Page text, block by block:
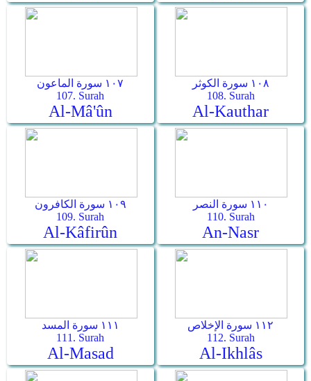
١٠٧ سورة الماعون
107. Surah
Al-Mâ'ûn
١٠٨ سورة الكوثر
108. Surah
Al-Kauthar
١٠٩ سورة الكافرون
109. Surah
Al-Kâfirûn
١١٠ سورة النصر
110. Surah
An-Nasr
١١١ سورة المسد
111. Surah
Al-Masad
١١٢ سورة الإخلاص
112. Surah
Al-Ikhlâs